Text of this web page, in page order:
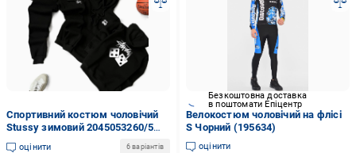
Спортивний костюм чоловічий
Stussy зимовий 2045053260/5
2XL Чорний
оцінити 6 варіантів
Безкоштовна доставка
в поштомати Епіцентр
Велокостюм чоловічий на флісі
S Чорний (195634)
оцінити